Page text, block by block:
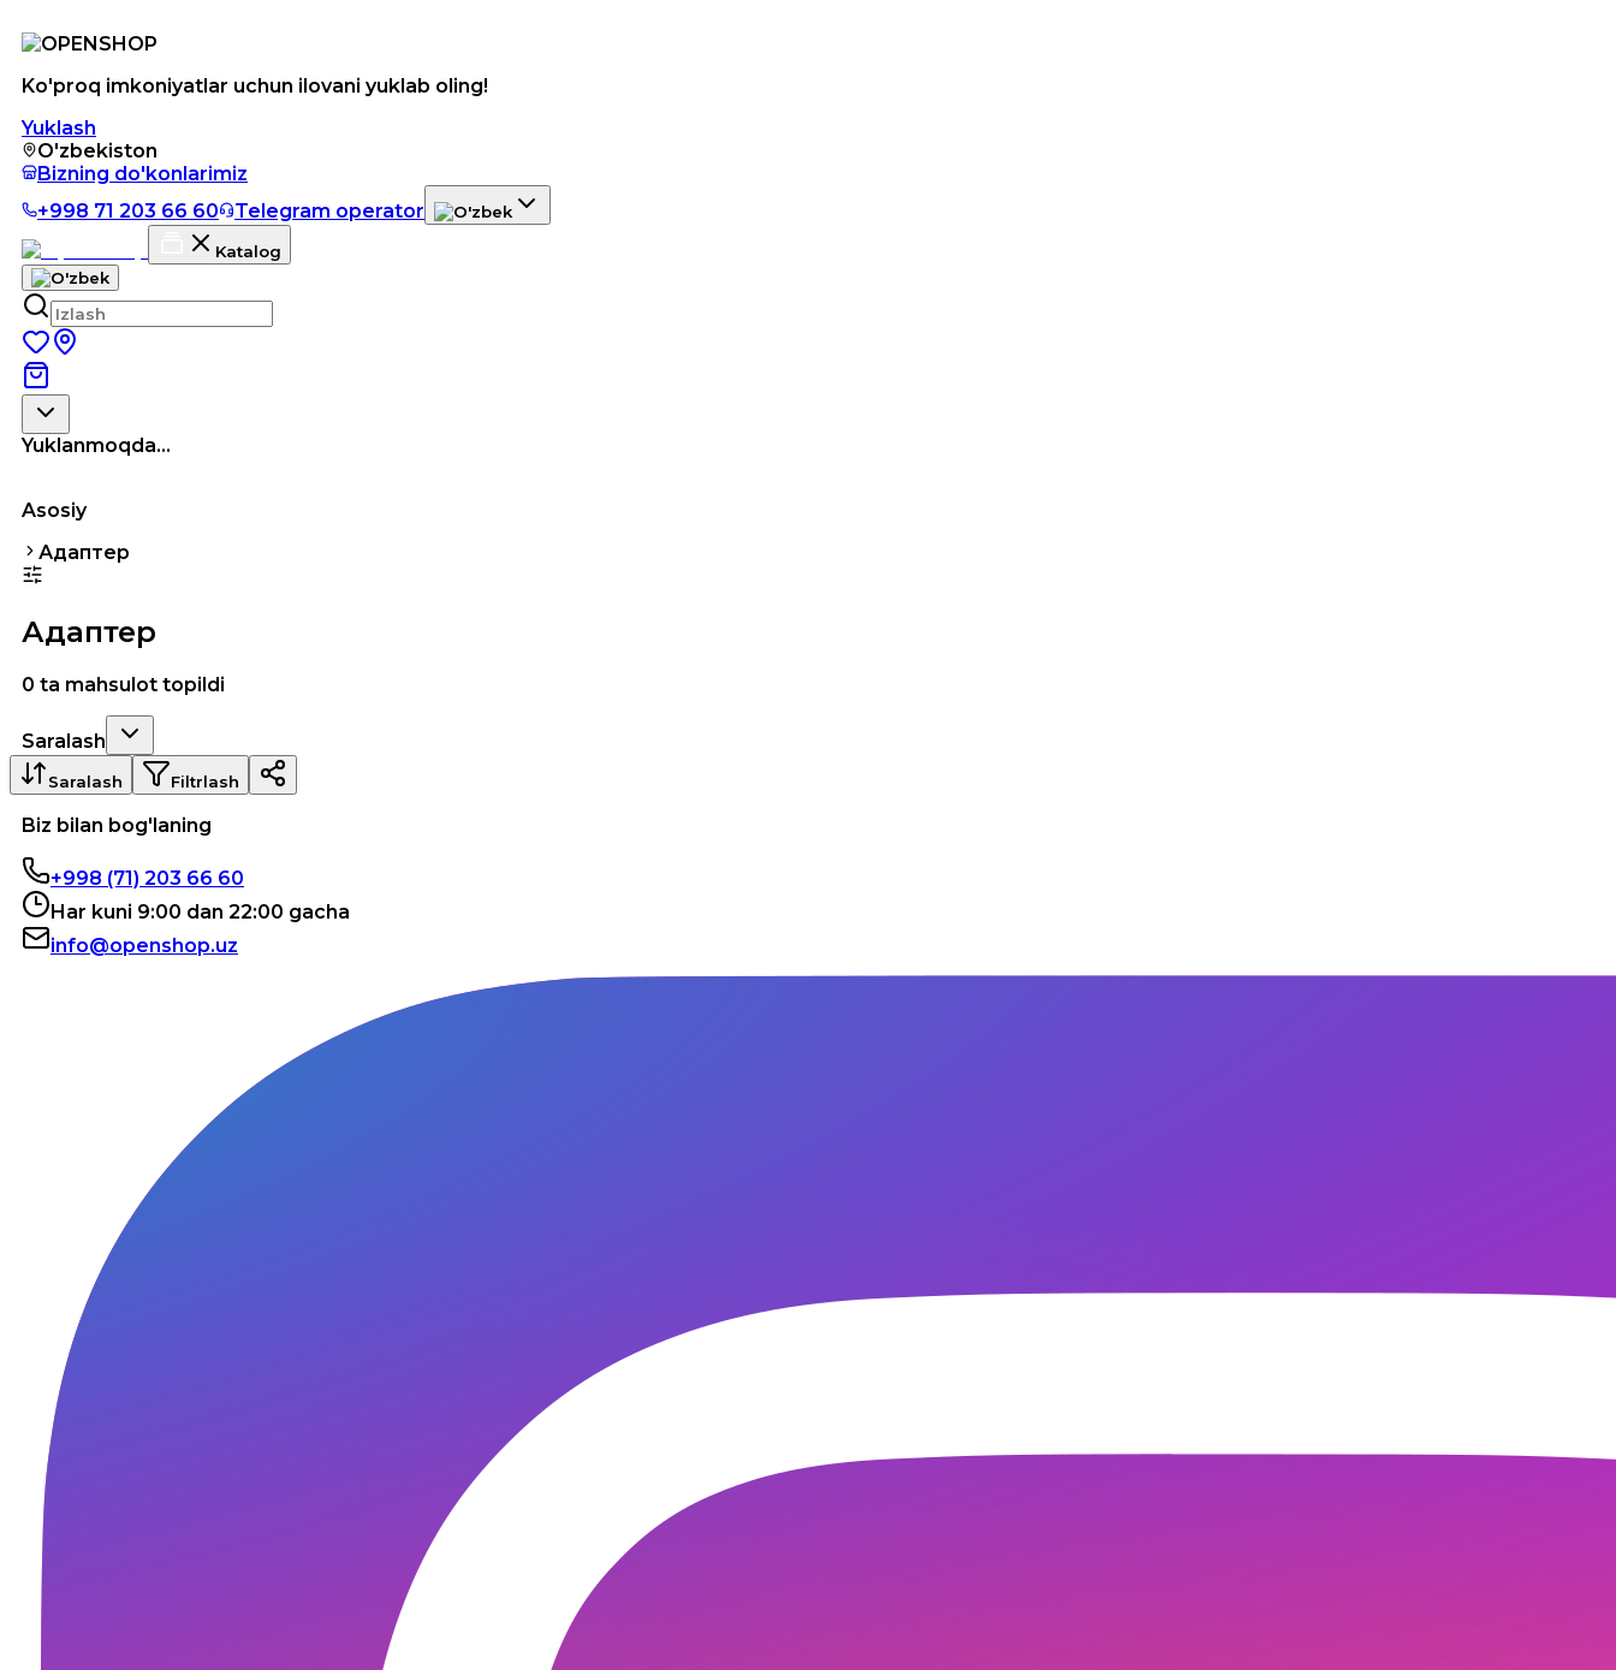
Ko'proq imkoniyatlar uchun ilovani yuklab oling!
Yuklash
O'zbekiston
Bizning do'konlarimiz
+998 71 203 66 60
Telegram operator
Katalog
Yuklanmoqda...
Asosiy
Адаптер
Адаптер
0 ta mahsulot topildi
Saralash
Saralash Filtrlash
Biz bilan bog'laning
+998 (71) 203 66 60
Har kuni 9:00 dan 22:00 gacha
info@openshop.uz